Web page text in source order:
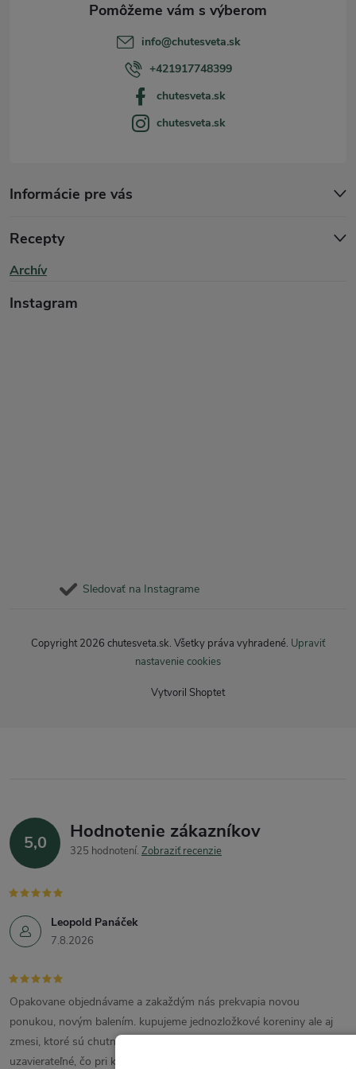
info@chutesveta.sk
+421917748399
chutesveta.sk
chutesveta.sk
Informácie pre vás
Recepty
Archív
Instagram
Sledovať na Instagrame
Vytvoril Shoptet
Copyright 2026 chutesveta.sk. Všetky práva vyhradené. Upraviť
nastavenie cookies
5,0 Hodnotenie zákazníkov
325 hodnotení Zobraziť recenzie
Leopold Panáček
7.8.2026
Opakovane objednávame a zakaždým nás prekvapia novou
ponukou, novým balením. kupujeme jednozložkové koreniny ale aj
zmesi, ktoré sú chutné, voňavé. Balenie je estetické aj praktické,
uzavierateľné, čo pri koreninách obzvlášť oceňujem. Nechám sa